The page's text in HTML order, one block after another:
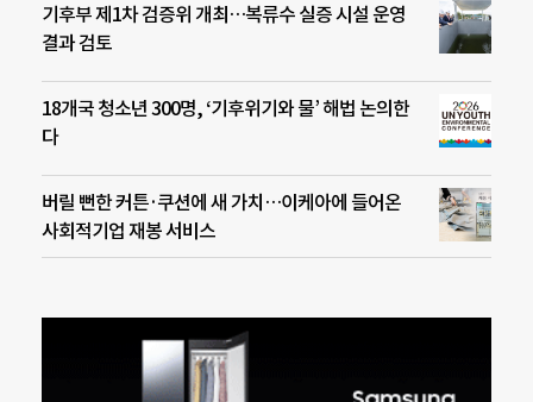
기후부 제1차 검증위 개최…복류수 실증 시설 운영
결과 검토
18개국 청소년 300명, ‘기후위기와 물’ 해법 논의한
다
버릴 뻔한 커튼·쿠션에 새 가치…이케아에 들어온
사회적기업 재봉 서비스